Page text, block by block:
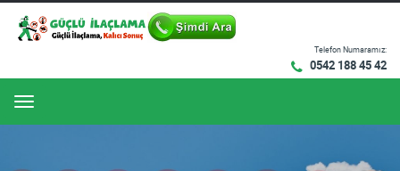
Telefon Numaramız:
0542 188 45 42
Menu